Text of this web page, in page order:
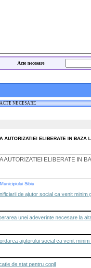
Acte necesare
NECESARE
AUTORIZATIEI ELIBERATE IN BAZA
AUTORIZATIEI ELIBERATE IN
Sibiu
de ajutor social ca venit
unei adeverinte necesare la
ajutorului social ca venit minim
de stat pentru copil